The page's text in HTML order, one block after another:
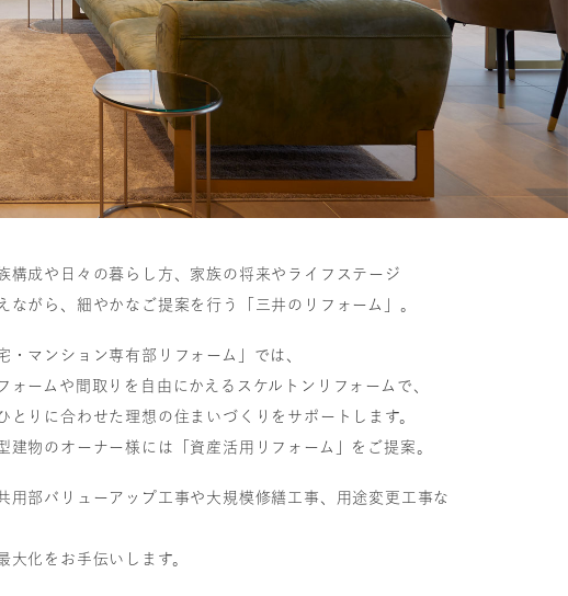
構成や日々の暮らし方、家族の将来やライフステージ
ながら、細やかなご提案を行う「三井のリフォーム」。
・マンション専有部リフォーム」では、
ォームや間取りを自由にかえるスケルトンリフォームで、
とりに合わせた理想の住まいづくりをサポートします。
建物のオーナー様には「資産活用リフォーム」をご提案。
用部バリューアップ工事や大規模修繕工事、用途変更工事な
大化をお手伝いします。